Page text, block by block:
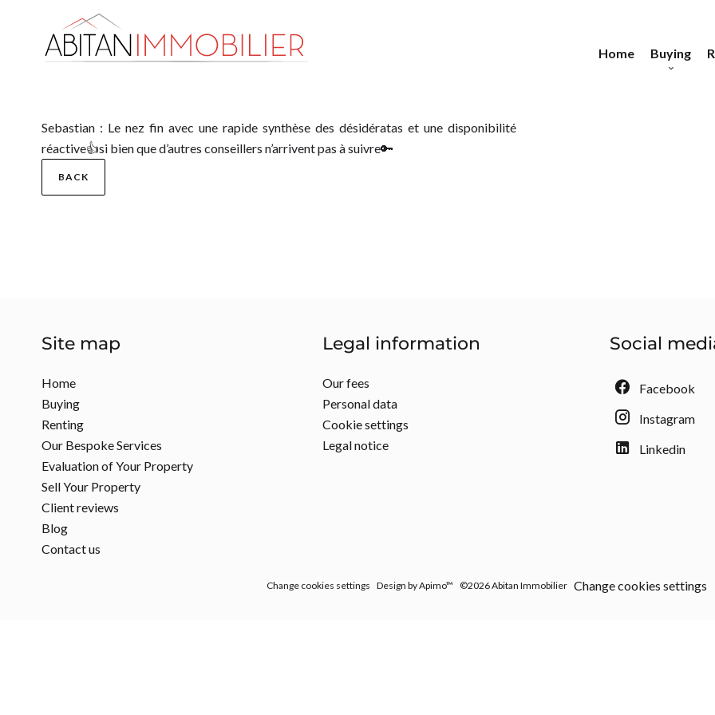
Home
Buying
Sebastian : Le nez fin avec une rapide synthèse des désidératas et une disponibilité
réactive👍si bien que d’autres conseillers n’arrivent pas à suivre🔑
BACK
Site map
Home
Buying
Renting
Our Bespoke Services
Evaluation of Your Property
Sell Your Property
Client reviews
Blog
Contact us
Legal information
Our fees
Personal data
Cookie settings
Legal notice
Social
Facebook
Instagram
Linkedin
Change cookies settings Design byApimo™ ©2026 Abitan Immobilier Change cookies settings